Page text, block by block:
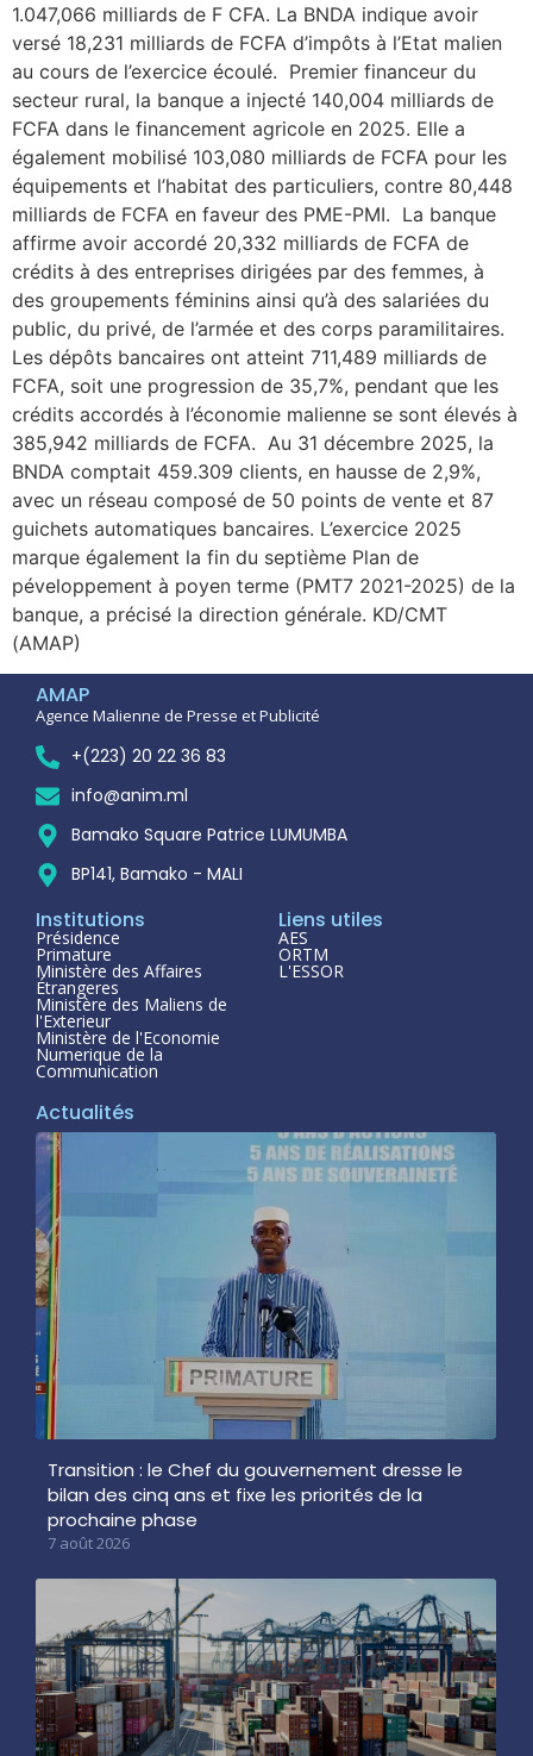
1.047,066 milliards de F CFA. La BNDA indique avoir
versé 18,231 milliards de FCFA d’impôts à l’Etat malien
au cours de l’exercice écoulé. ‎ ‎Premier financeur du
secteur rural, la banque a injecté 140,004 milliards de
FCFA dans le financement agricole en 2025. Elle a
également mobilisé 103,080 milliards de FCFA pour les
équipements et l’habitat des particuliers, contre 80,448
milliards de FCFA en faveur des PME-PMI. ‎ ‎La banque
affirme avoir accordé 20,332 milliards de FCFA de
crédits à des entreprises dirigées par des femmes, à
des groupements féminins ainsi qu’à des salariées du
public, du privé, de l’armée et des corps paramilitaires.
Les dépôts bancaires ont atteint 711,489 milliards de
FCFA, soit une progression de 35,7%, pendant que les
crédits accordés à l’économie malienne se sont élevés à
385,942 milliards de FCFA. ‎ ‎Au 31 décembre 2025, la
BNDA comptait 459.309 clients, en hausse de 2,9%,
avec un réseau composé de 50 points de vente et 87
guichets automatiques bancaires. ‎L’exercice 2025
marque également la fin du septième Plan de
péveloppement à poyen terme (PMT7 2021-2025) de la
banque, a précisé la direction générale. KD/CMT
(AMAP)
AMAP
Agence Malienne de Presse et Publicité
+(223) 20 22 36 83
info@anim.ml
Bamako Square Patrice LUMUMBA
BP141, Bamako - MALI
Institutions
Présidence
Primature
Ministère des Affaires
Étrangeres
Ministère des Maliens de
l'Exterieur
Ministère de l'Economie
Numerique de la
Communication
Liens utiles
AES
ORTM
L'ESSOR
Actualités
Transition : le Chef du gouvernement dresse le
bilan des cinq ans et fixe les priorités de la
prochaine phase
7 août 2026